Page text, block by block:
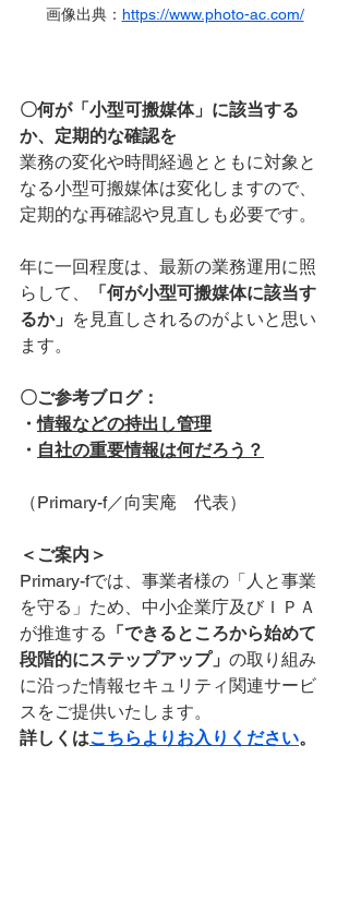
画像出典： https://www.photo-ac.com/
〇何が「小型可搬媒体」に該当する
か、定期的な確認を
業務の変化や時間経過とともに対象と
なる小型可搬媒体は変化しますので、
定期的な再確認や見直しも必要です。
年に一回程度は、最新の業務運用に照
らして、
「何が小型可搬媒体に該当す
るか」 を見直しされるのがよいと思い
ます。
〇ご参考ブログ：
・情報などの持出し管理
・ 自社の重要情報は何だろう？
（Primary-f／向実庵　代表）
＜ご案内＞
Primary-fでは、事業者様の「人と事業
を守る」ため、中小企業庁及びＩＰＡ
が推進する 「できるところから始めて
段階的にステップアップ」 の取り組み
に沿った情報セキュリティ関連サービ
スをご提供いたします。
詳しくはこちらよりお入りください。